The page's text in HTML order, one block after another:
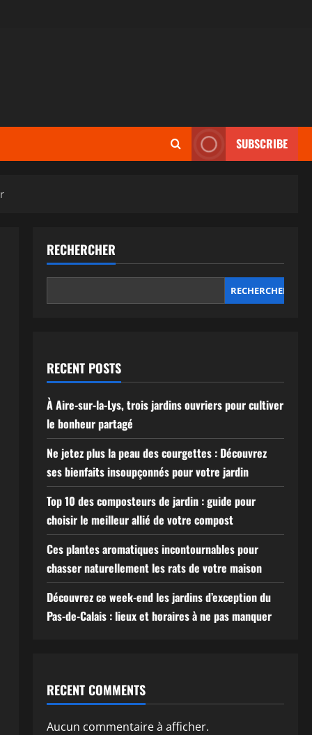
SUBSCRIBE
RECHERCHER
RECHERCHER
RECENT POSTS
À Aire-sur-la-Lys, trois jardins ouvriers pour cultiver
le bonheur partagé
Ne jetez plus la peau des courgettes : Découvrez
ses bienfaits insoupçonnés pour votre jardin
Top 10 des composteurs de jardin : guide pour
choisir le meilleur allié de votre compost
Ces plantes aromatiques incontournables pour
chasser naturellement les rats de votre maison
Découvrez ce week-end les jardins d’exception du
Pas-de-Calais : lieux et horaires à ne pas manquer
RECENT COMMENTS
Aucun commentaire à afficher.